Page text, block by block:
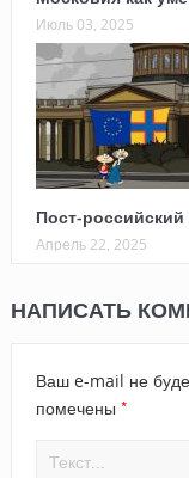
Июль 03, 2025
Пост-
Апрель 22, 2025
НАПИСАТЬ
Ваш e-mail не
помечены *